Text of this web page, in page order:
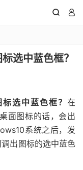
 
选中蓝色框？
选中蓝色框？在
面图标的话，会出
系统之后，发
出图标的选中蓝色